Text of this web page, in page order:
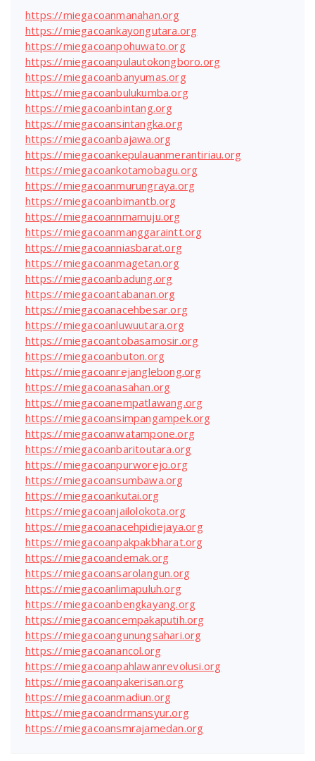
https://miegacoanmanahan.org
https://miegacoankayongutara.org
https://miegacoanpohuwato.org
https://miegacoanpulautokongboro.org
https://miegacoanbanyumas.org
https://miegacoanbulukumba.org
https://miegacoanbintang.org
https://miegacoansintangka.org
https://miegacoanbajawa.org
https://miegacoankepulauanmerantiriau.org
https://miegacoankotamobagu.org
https://miegacoanmurungraya.org
https://miegacoanbimantb.org
https://miegacoannmamuju.org
https://miegacoanmanggaraintt.org
https://miegacoanniasbarat.org
https://miegacoanmagetan.org
https://miegacoanbadung.org
https://miegacoantabanan.org
https://miegacoanacehbesar.org
https://miegacoanluwuutara.org
https://miegacoantobasamosir.org
https://miegacoanbuton.org
https://miegacoanrejanglebong.org
https://miegacoanasahan.org
https://miegacoanempatlawang.org
https://miegacoansimpangampek.org
https://miegacoanwatampone.org
https://miegacoanbaritoutara.org
https://miegacoanpurworejo.org
https://miegacoansumbawa.org
https://miegacoankutai.org
https://miegacoanjailolokota.org
https://miegacoanacehpidiejaya.org
https://miegacoanpakpakbharat.org
https://miegacoandemak.org
https://miegacoansarolangun.org
https://miegacoanlimapuluh.org
https://miegacoanbengkayang.org
https://miegacoancempakaputih.org
https://miegacoangunungsahari.org
https://miegacoanancol.org
https://miegacoanpahlawanrevolusi.org
https://miegacoanpakerisan.org
https://miegacoanmadiun.org
https://miegacoandrmansyur.org
https://miegacoansmrajamedan.org